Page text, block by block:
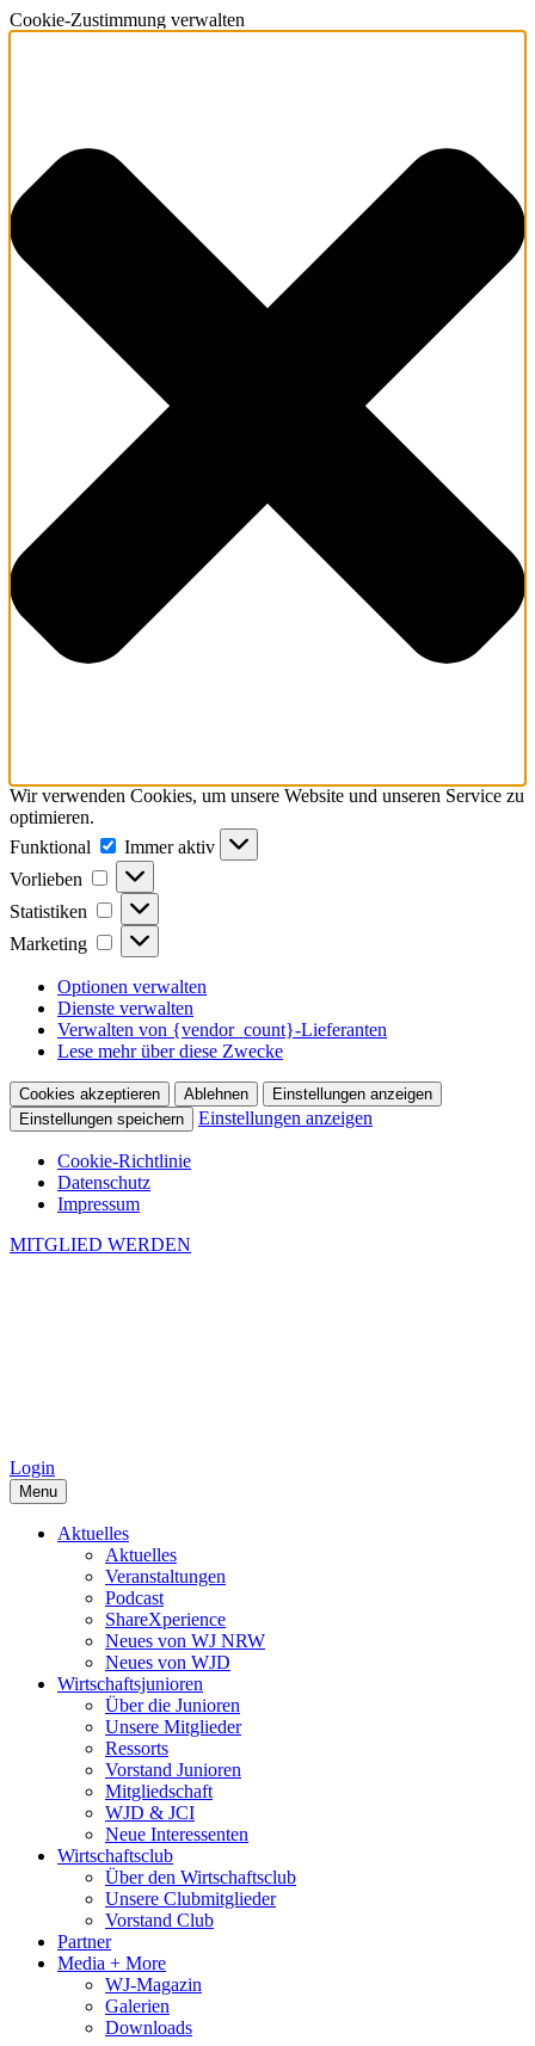
Cookie-Zustimmung verwalten
Wir verwenden Cookies, um unsere Website und unseren Service zu
optimieren.
Funktional
Funktional
Immer aktiv
Vorlieben
Vorlieben
Statistiken Statistiken
Marketing Marketing
Optionen verwalten
Dienste verwalten
Verwalten von {vendor_count}-Lieferanten
Lese mehr über diese Zwecke
Cookies akzeptieren Ablehnen
Einstellungen anzeigen
Einstellungen speichern
Einstellungen anzeigen
Cookie-Richtlinie
Datenschutz
Impressum
MITGLIED WERDEN
Login
Menu
Aktuelles
Aktuelles
Veranstaltungen
Podcast
ShareXperience
Neues von WJ NRW
Neues von WJD
Wirtschaftsjunioren
Über die Junioren
Unsere Mitglieder
Ressorts
Vorstand Junioren
Mitgliedschaft
WJD & JCI
Neue Interessenten
Wirtschaftsclub
Über den Wirtschaftsclub
Unsere Clubmitglieder
Vorstand Club
Partner
Media + More
WJ-Magazin
Galerien
Downloads